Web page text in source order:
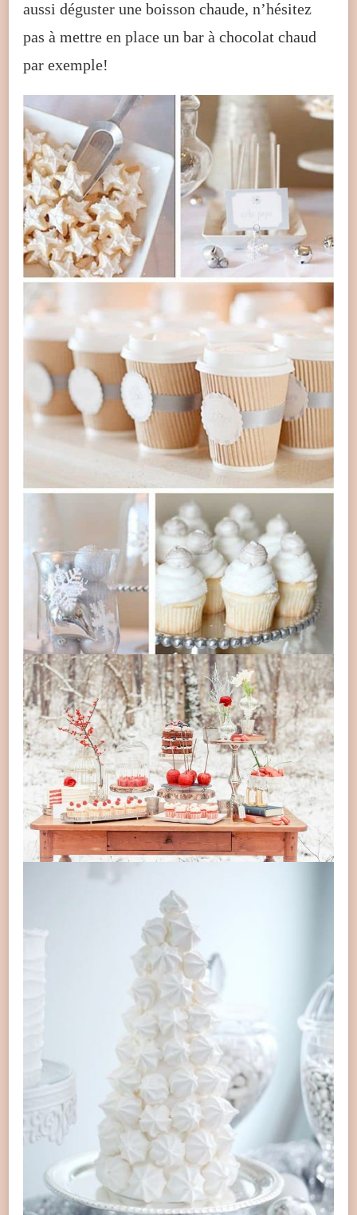
aussi déguster une boisson chaude, n’hésitez
pas à mettre en place un bar à chocolat chaud
par exemple!